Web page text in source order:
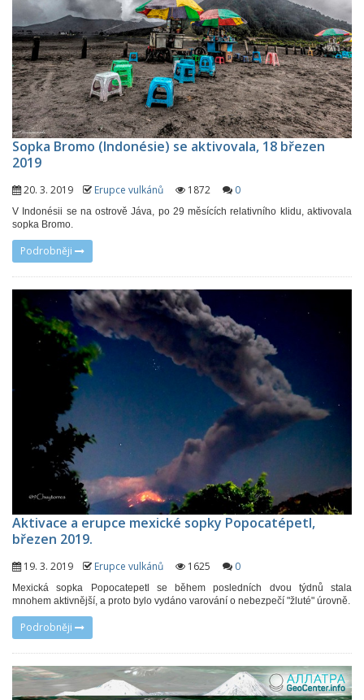
Sopka Bromo (Indonésie) se aktivovala, 18 březen
2019
20. 3. 2019 Erupce vulkánů 1872 0
V Indonésii se na ostrově Jáva, po 29 měsících relativního klidu, aktivovala
sopka Bromo.
Podrobněji
Aktivace a erupce mexické sopky Popocatépetl,
březen 2019.
19. 3. 2019 Erupce vulkánů 1625 0
Mexická sopka Popocatepetl se během posledních dvou týdnů stala
mnohem aktivnější, a proto bylo vydáno varování o nebezpečí "žluté" úrovně.
Podrobněji